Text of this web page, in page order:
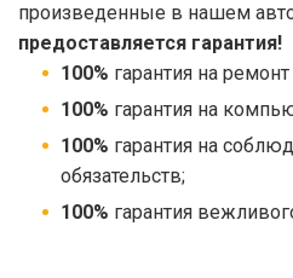
произведенные в нашем
предоставляется гарантия!
100% гарантия на ремонт
100% гарантия на
100% гарантия на
обязательств;
100% гарантия